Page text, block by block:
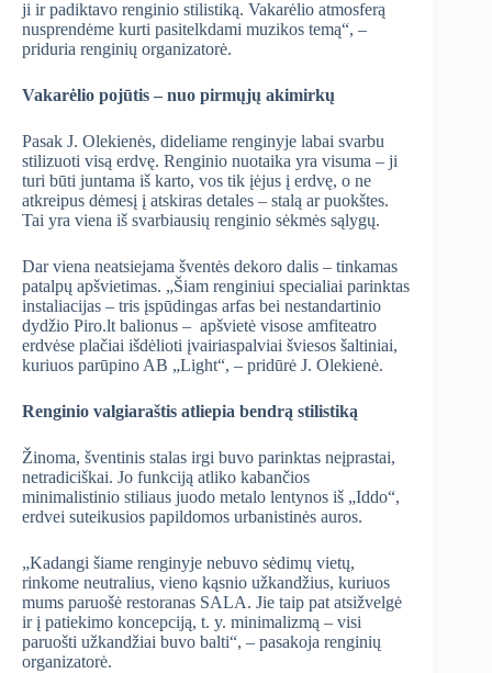
ji ir padiktavo renginio stilistiką. Vakarėlio atmosferą
nusprendėme kurti pasitelkdami muzikos temą“, –
priduria renginių organizatorė.
Vakarėlio pojūtis – nuo pirmųjų akimirkų
Pasak J. Olekienės, dideliame renginyje labai svarbu
stilizuoti visą erdvę. Renginio nuotaika yra visuma – ji
turi būti juntama iš karto, vos tik įėjus į erdvę, o ne
atkreipus dėmesį į atskiras detales – stalą ar puokštes.
Tai yra viena iš svarbiausių renginio sėkmės sąlygų.
Dar viena neatsiejama šventės dekoro dalis – tinkamas
patalpų apšvietimas. „Šiam renginiui specialiai parinktas
instaliacijas – tris įspūdingas arfas bei nestandartinio
dydžio Piro.lt balionus – apšvietė visose amfiteatro
erdvėse plačiai išdėlioti įvairiaspalviai šviesos šaltiniai,
kuriuos parūpino AB „Light“, – pridūrė J. Olekienė.
Renginio valgiaraštis atliepia bendrą stilistiką
Žinoma, šventinis stalas irgi buvo parinktas neįprastai,
netradiciškai. Jo funkciją atliko kabančios
minimalistinio stiliaus juodo metalo lentynos iš „Iddo“,
erdvei suteikusios papildomos urbanistinės auros.
„Kadangi šiame renginyje nebuvo sėdimų vietų,
rinkome neutralius, vieno kąsnio užkandžius, kuriuos
mums paruošė restoranas SALA. Jie taip pat atsižvelgė
ir į patiekimo koncepciją, t. y. minimalizmą – visi
paruošti užkandžiai buvo balti“, – pasakoja renginių
organizatorė.